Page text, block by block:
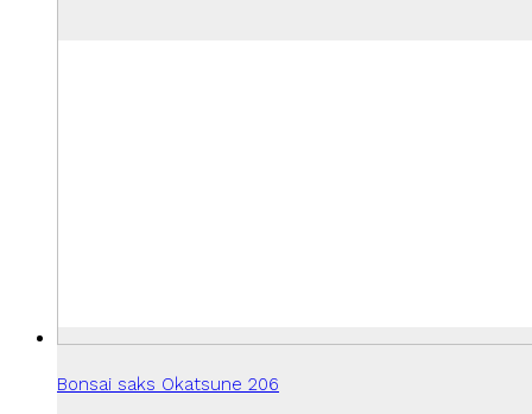
Bonsai saks Okatsune 206